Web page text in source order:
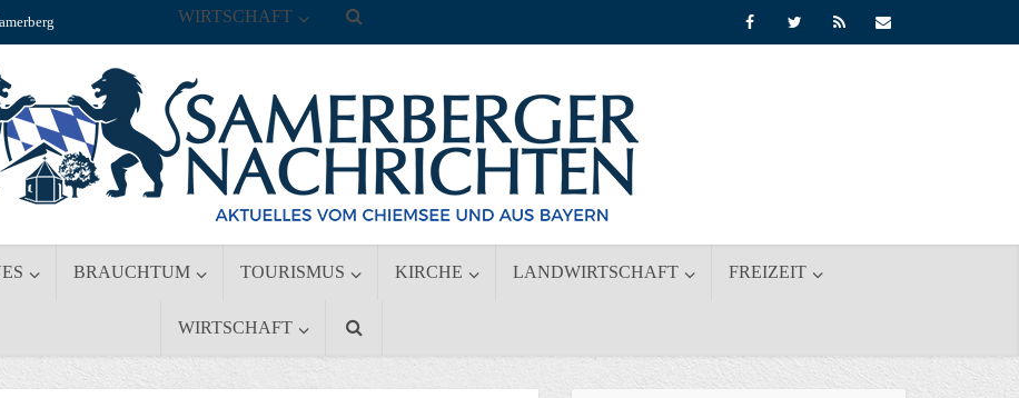
BRAUCHTUM TOURISMUS KIRCHE LANDWIRTSCHAFT FREIZEIT
WIRTSCHAFT
WIRTSCHAFT